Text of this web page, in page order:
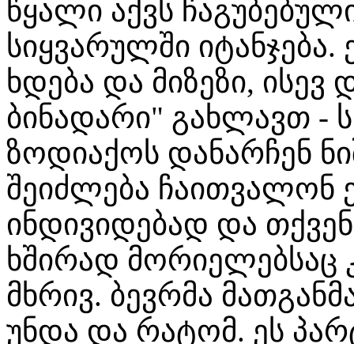
წყალი აქვს
სიყვარულში
ხდება და მიზეზი, ისევ
ბინადარი" გახლავთ -
ზოდიაქოს დანარჩენ
შეიძლება
ინდივიდებად და
ხშირად მორიელებსაც
მხრივ. ბევრმა
უნდა და რატომ. ეს